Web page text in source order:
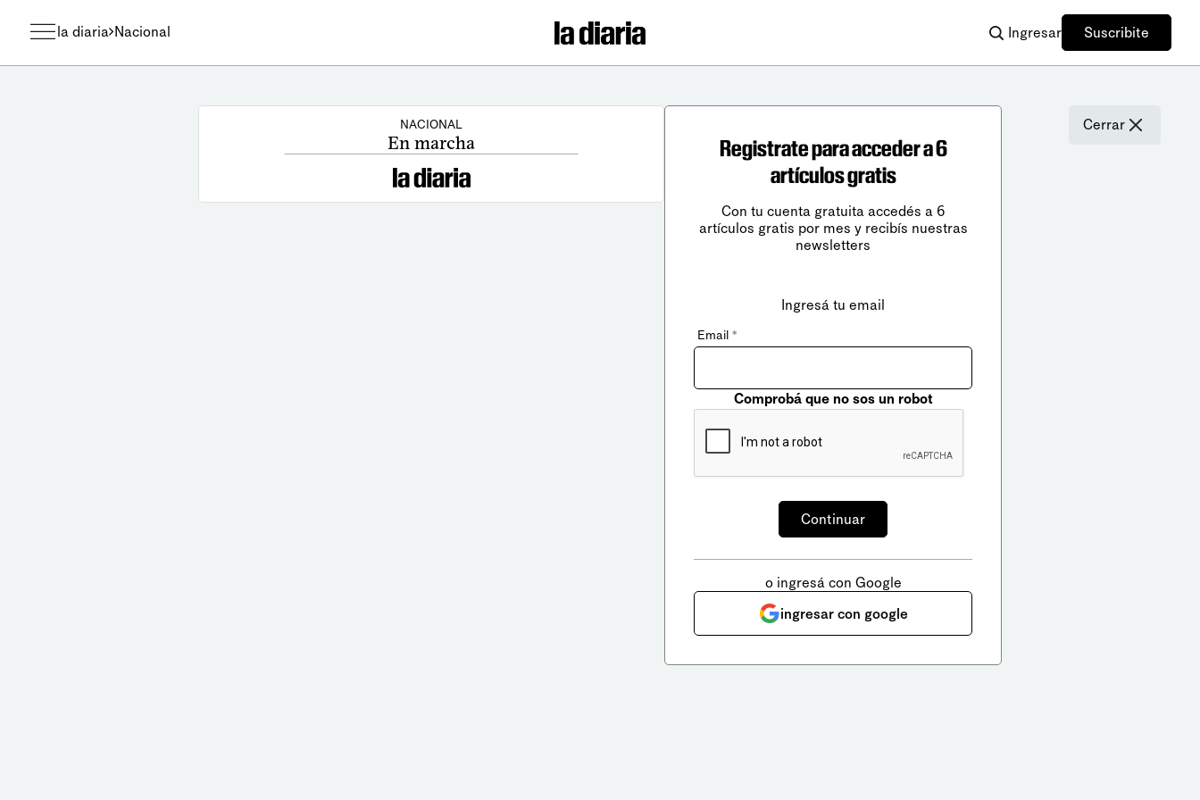
la diaria Nacional Ingresar Suscribite
NACIONAL
En marcha
Cerrar
Registrate para acceder a 6
artículos gratis
Con tu cuenta gratuita accedés a 6
artículos gratis por mes y recibís nuestras
newsletters
Ingresá tu email
Email *
Comprobá que no sos un robot
o ingresá con Google
ingresar con google